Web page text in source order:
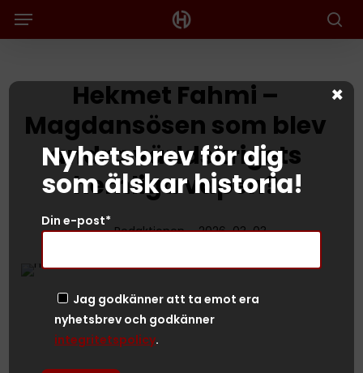
Sök
Menu
Hekmet Fahmi –
Magdansösen som blev
andra världskrigets
hemliga vapen?
Redaktionen 2026-03-03
Nyhetsbrev för dig
som älskar historia!
Din e-post*
Jag godkänner att ta emot era
nyhetsbrev och godkänner
integritetspolicy.
×